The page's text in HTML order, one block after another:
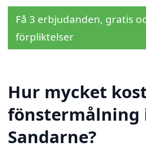
Få 3 erbjudanden, gratis
förpliktelser
Hur mycket
fönstermålning
Sandarne?